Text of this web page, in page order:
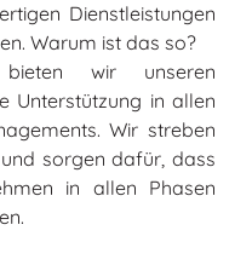
Dienstleistungen
Warum ist das so?
wir unseren
Unterstützung in allen
Wir streben
sorgen dafür, dass
in allen Phasen